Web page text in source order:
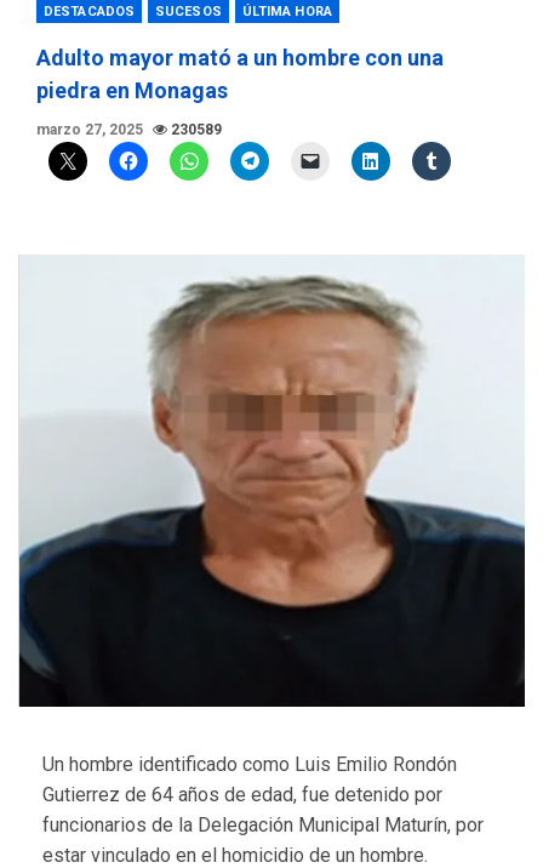
DESTACADOS SUCESOS ÚLTIMA HORA
Adulto mayor mató a un hombre con una
piedra en Monagas
marzo 27, 2025 230589
Un hombre identificado como Luis Emilio Rondón
Gutierrez de 64 años de edad, fue detenido por
funcionarios de la Delegación Municipal Maturín, por
estar vinculado en el homicidio de un hombre.